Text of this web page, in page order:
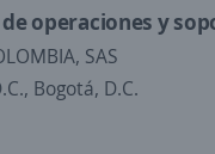
operaciones y
SAS
Bogotá, D.C.